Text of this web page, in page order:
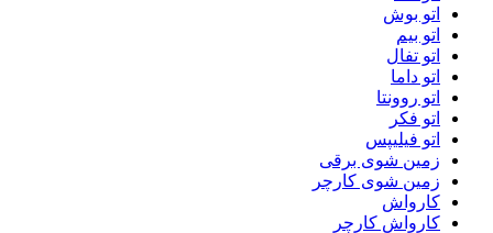
اتو بوش
اتو بیم
اتو تفال
اتو داما
اتو روونتا
اتو فکر
اتو فیلیپس
زمین شوی برقی
زمین شوی کارچر
کارواش
کارواش کارچر